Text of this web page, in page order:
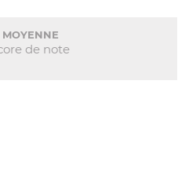
MOYENNE
de note